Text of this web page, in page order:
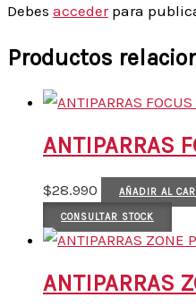
Debes accederpara
Productos
ANTIPARRAS
$28.990 AÑADIR AL
CONSULTAR STOCK
ANTIPARRAS